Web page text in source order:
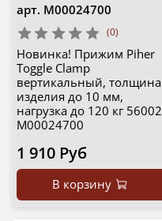
арт. М00024700
(0)
Новинка! Прижим Piher
Toggle Clamp
вертикальный, толщина
изделия до 10 мм,
нагрузка до 120 кг 56002
М00024700
1 910 Руб
В корзину